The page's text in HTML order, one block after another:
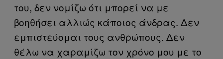
του, δεν νομίζω ότι μπορεί να με
βοηθήσει αλλιώς κάποιος άνδρας. Δεν
εμπιστεύομαι τους ανθρώπους. Δεν
θέλω να χαραμίζω τον χρόνο μου με το